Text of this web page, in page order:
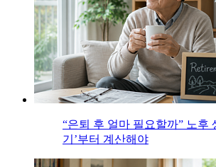
“은퇴 후 얼마 필요할까” 노후
기’부터 계산해야